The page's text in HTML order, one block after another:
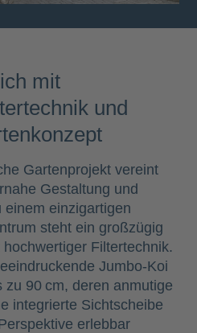
mit
und
Gartenprojekt vereint
Gestaltung und
einem einzigartigen
steht ein großzügig
Filtertechnik.
Jumbo-Koi
90 cm, deren anmutige
integrierte Sichtscheibe
erlebbar